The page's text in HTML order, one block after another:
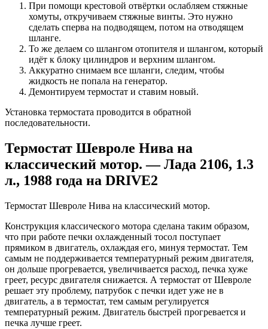
При помощи крестовой отвёртки ослабляем стяжные
хомуты, откручиваем стяжные винты. Это нужно
сделать сперва на подводящем, потом на отводящем
шланге.
То же делаем со шлангом отопителя и шлангом, который
идёт к блоку цилиндров и верхним шлангом.
Аккуратно снимаем все шланги, следим, чтобы
жидкость не попала на генератор.
Демонтируем термостат и ставим новый.
Установка термостата проводится в обратной
последовательности.
Термостат Шевроле Нива на
классический мотор. — Лада 2106, 1.3
л., 1988 года на DRIVE2
Термостат Шевроле Нива на классический мотор.
Конструкция классического мотора сделана таким образом,
что при работе печки охлажденный тосол поступает
прямиком в двигатель, охлаждая его, минуя термостат. Тем
самым не поддерживается температурный режим двигателя,
он дольше прогревается, увеличивается расход, печка хуже
греет, ресурс двигателя снижается. А термостат от Шевроле
решает эту проблему, патрубок с печки идет уже не в
двигатель, а в термостат, тем самым регулируется
температурный режим. Двигатель быстрей прогревается и
печка лучше греет.